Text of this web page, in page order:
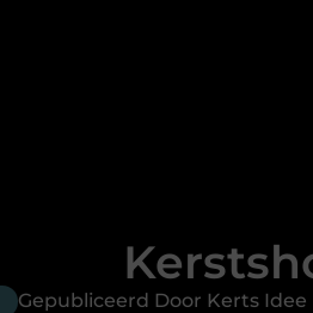
Gepubliceerd Door Kerts Idee